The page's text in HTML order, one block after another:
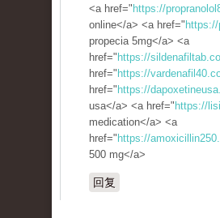
<a href=" https://
online</a> <a href="
propecia 5mg</a> <a
href=" https://
href=" https://
href=" https://
usa</a> <a href=" https://
medication</a> <a
href=" https://
500 mg</a>
回复